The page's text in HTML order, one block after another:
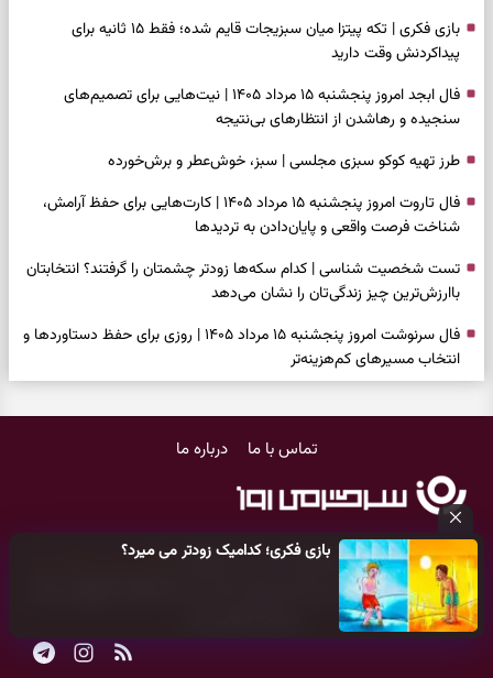
بازی فکری؛ کدامیک زودتر می میرد؟
بازی فکری | تکه پیتزا میان سبزیجات قایم شده؛ فقط ۱۵ ثانیه برای
پیداکردنش وقت دارید
فال ابجد امروز پنجشنبه ۱۵ مرداد ۱۴۰۵ | نیت‌هایی برای تصمیم‌های
سنجیده و رهاشدن از انتظارهای بی‌نتیجه
طرز تهیه کوکو سبزی مجلسی | سبز، خوش‌عطر و برش‌خورده
فال تاروت امروز پنجشنبه ۱۵ مرداد ۱۴۰۵ | کارت‌هایی برای حفظ آرامش،
شناخت فرصت واقعی و پایان‌دادن به تردیدها
تست شخصیت شناسی | کدام سکه‌ها زودتر چشمتان را گرفتند؟ انتخابتان
باارزش‌ترین چیز زندگی‌تان را نشان می‌دهد
فال سرنوشت امروز پنجشنبه ۱۵ مرداد ۱۴۰۵ | روزی برای حفظ دستاوردها و
انتخاب مسیرهای کم‌هزینه‌تر
بازسازی اعتماد و انتخاب‌های کم‌ریسک
لذت‌بردن از نتیجه تلاش‌ها
انتخاب درست و آرام‌کردن دل
فال حافظ امروز پنج‌شنبه ۱۵ مرداد ۱۴۰۵ | وقت بازنگری در دل‌بستگی‌ها و
تماس با ما درباره ما
کلیه حقوق مادی و معنوی این سایت متعلق بهپایگاه خبری سرگرمی روز
می‌باشد و هر گونه کپی‌برداری توسط دیگر سایت‌ها